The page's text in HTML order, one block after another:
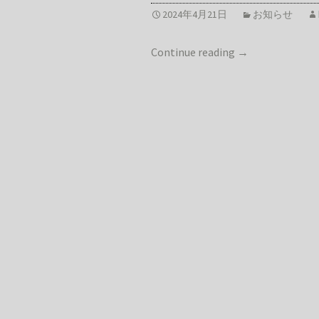
2024年4月21日 お知らせ
Continue reading →